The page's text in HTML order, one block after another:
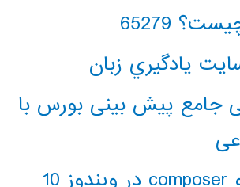
65279
يادگيري زبان
جامع پیش بینی بورس با